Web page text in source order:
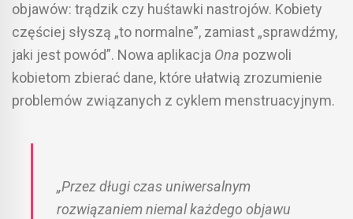
objawów: trądzik czy huśtawki nastrojów. Kobiety
częściej słyszą „to normalne”, zamiast „sprawdźmy,
jaki jest powód”. Nowa aplikacja Ona pozwoli
kobietom zbierać dane, które ułatwią zrozumienie
problemów związanych z cyklem menstruacyjnym.
„Przez długi czas uniwersalnym
rozwiązaniem niemal każdego objawu